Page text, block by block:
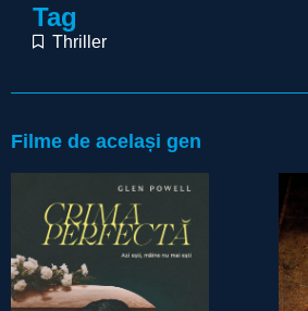
Tag
Thriller
Filme de același gen